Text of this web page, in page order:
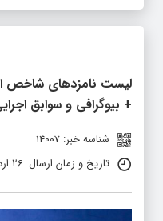
+ بیوگرافی و سوابق
شناسه خبر: 14007
تاریخ و زمان ارسال: 26 اردیبهشت 1400 ساعت 00:47